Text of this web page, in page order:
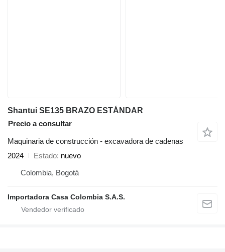
Shantui SE135 BRAZO ESTÁNDAR
Precio a consultar
Maquinaria de construcción - excavadora de cadenas
2024
Estado nuevo
Colombia, Bogotá
Importadora Casa Colombia S.A.S.